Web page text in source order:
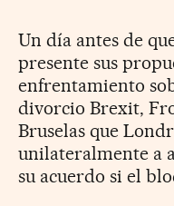
Un día antes de
presente sus
enfrentamiento
divorcio Brexit,
Bruselas que
unilateralmente a
su acuerdo si el